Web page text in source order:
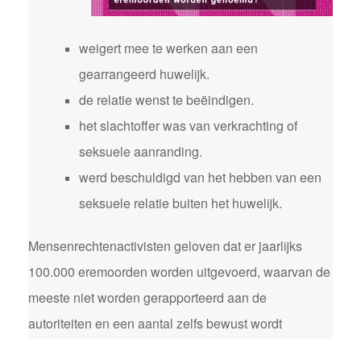
weigert mee te werken aan een
gearrangeerd huwelijk.
de relatie wenst te beëindigen.
het slachtoffer was van verkrachting of
seksuele aanranding.
werd beschuldigd van het hebben van een
seksuele relatie buiten het huwelijk.
Mensenrechtenactivisten geloven dat er jaarlijks
100.000 eremoorden worden uitgevoerd, waarvan de
meeste niet worden gerapporteerd aan de
autoriteiten en een aantal zelfs bewust wordt